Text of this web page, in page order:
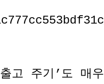
출고 주기 ’도 매우